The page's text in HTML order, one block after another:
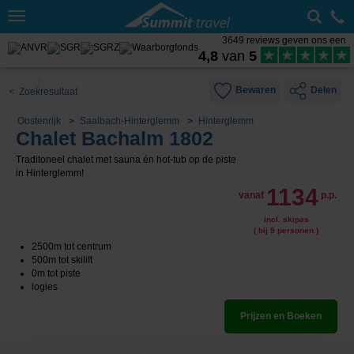
Toggle
3649 reviews geven ons een
4,8 van 5
< Zoekresultaat Bewaren Delen
Oostenrijk Saalbach-Hinterglemm Hinterglemm
Chalet Bachalm 1802
Traditoneel chalet met sauna én hot-tub op de piste
in Hinterglemm!
vanaf 1134 p.p.
incl. skipas
( bij 9 personen )
2500m tot centrum
500m tot skilift
0m tot piste
logies
Prijzen en Boeken